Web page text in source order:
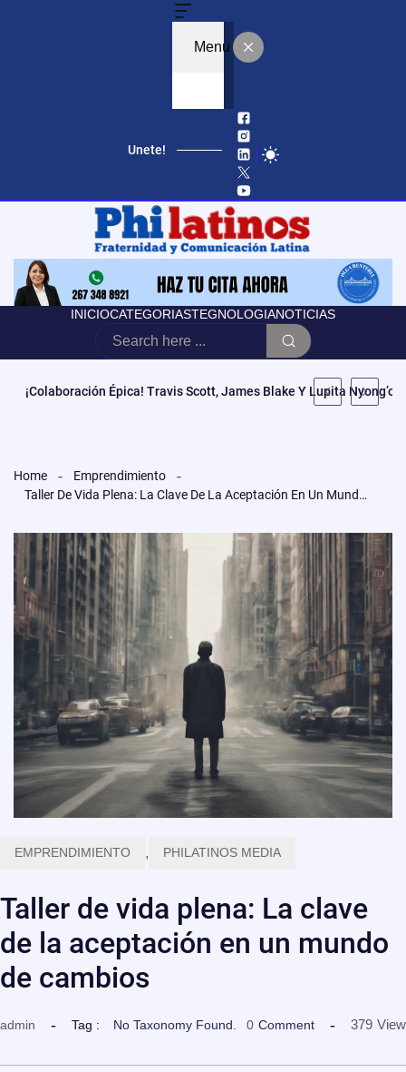
Menu
Unete!
INICIOCATEGORIASTEGNOLOGIANOTICIAS
Educación, Autonomía Y Poder Cívico: El Modelo De CCATE Que
Home
Emprendimiento
Taller De Vida Plena: La Clave De La Aceptación En Un Mundo De Cambios
EMPRENDIMIENTO , PHILATINOS MEDIA
Taller de vida plena: La clave
de la aceptación en un mundo
de cambios
admin Tag : No Taxonomy Found. 0 Comment 379 View